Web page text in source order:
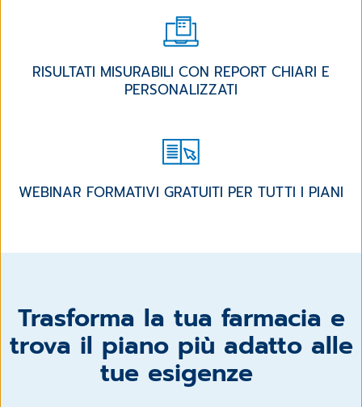
RISULTATI MISURABILI CON REPORT CHIARI E
PERSONALIZZATI
WEBINAR FORMATIVI GRATUITI PER TUTTI I PIANI
Trasforma la tua farmacia e
trova il piano più adatto alle
tue esigenze